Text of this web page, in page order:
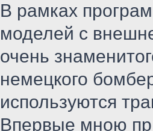
В рамках
моделей с
очень
немецкого
используются
Впервые мною